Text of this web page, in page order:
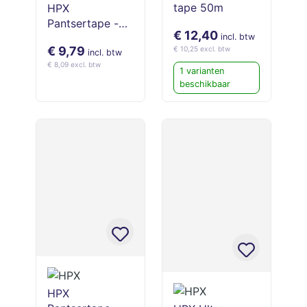
HPX
Pantsertape -
25m
€ 9,79 incl. btw
€ 8,09 excl. btw
tape 50m
€ 12,40 incl. btw
€ 10,25 excl. btw
1 varianten
beschikbaar
HPX